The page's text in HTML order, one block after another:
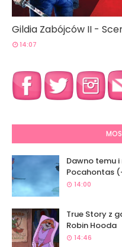
Gildia Zabójców II -
14:07
Dawno temu
Pocahontas
14:00
True Story z
Robin Hooda
14:46